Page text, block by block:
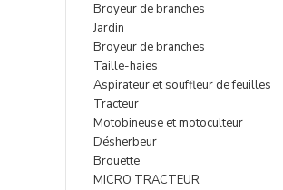
Broyeur de branches
Jardin
Broyeur de branches
Taille-haies
Aspirateur et souffleur de feuilles
Tracteur
Motobineuse et motoculteur
Désherbeur
Brouette
MICRO TRACTEUR